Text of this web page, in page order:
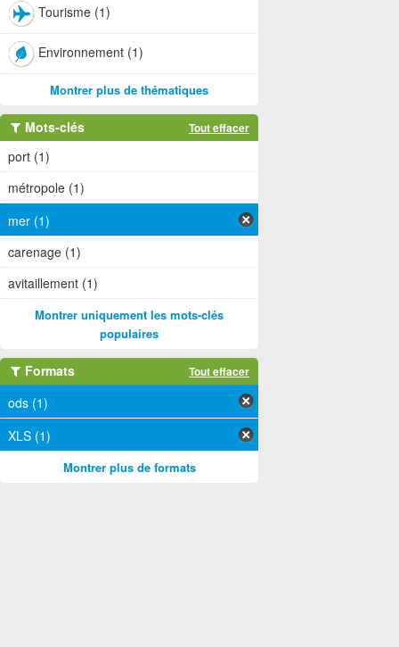
Tourisme (1)
Environnement (1)
Montrer plus de thématiques
Mots-clés Tout effacer
port (1)
métropole (1)
mer (1)
carenage (1)
avitaillement (1)
Montrer uniquement les mots-clés
populaires
Formats Tout effacer
ods (1)
XLS (1)
Montrer plus de formats